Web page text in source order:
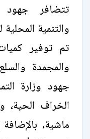
تتضافر جهود
والتنمية
تم توفير
والمجمدة